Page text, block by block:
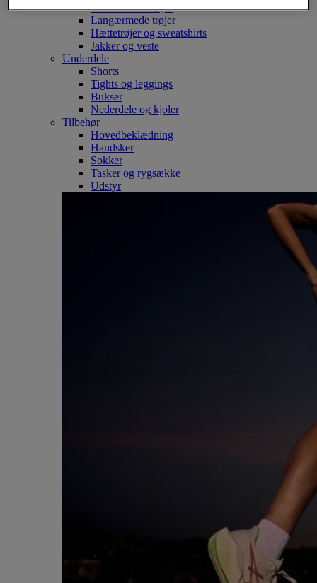
Kortærmede trøjer
Langærmede trøjer
Hættetrøjer og sweatshirts
Jakker og veste
Underdele
Shorts
Tights og leggings
Bukser
Nederdele og kjoler
Tilbehør
Hovedbeklædning
Handsker
Sokker
Tasker og rygsække
Udstyr